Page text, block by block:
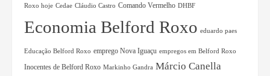
Roxo hoje Cedae Cláudio Castro Comando Vermelho DHBF
Economia Belford Roxo eduardo paes
Educação Belford Roxo emprego Nova Iguaçu empregos em Belford Roxo
Inocentes de Belford Roxo Markinho Gandra Márcio Canella